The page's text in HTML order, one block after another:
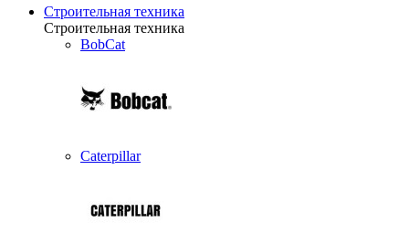
Строительная техника
Строительная техника
BobCat
Caterpillar